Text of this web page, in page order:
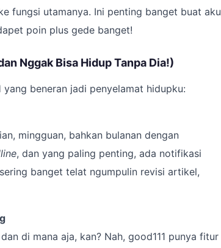
fungsi utamanya. Ini penting banget buat aku
poin plus gede banget!
Nggak Bisa Hidup Tanpa Dia!)
beneran jadi penyelamat hidupku:
mingguan, bahkan bulanan dengan
, dan yang paling penting, ada notifikasi
banget telat ngumpulin revisi artikel,
di mana aja, kan? Nah, good111 punya fitur